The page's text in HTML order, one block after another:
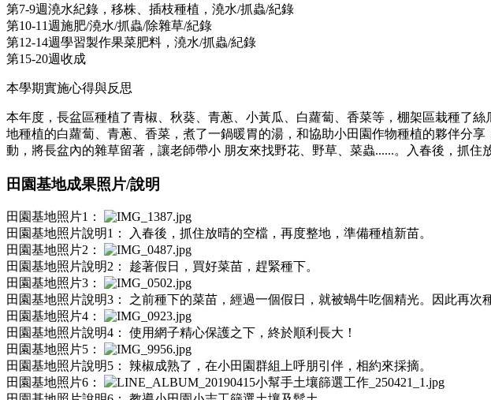
第7-9週澆水紀錄，移株、插枝種植，澆水/抓蟲/紀錄
第10-11週施肥/澆水/抓蟲/除雜草/紀錄
第12-14週學習製作果菜肥料，澆水/抓蟲/紀錄
第15-20週收成
本學期實施心得與反思
本年度，⻑盆區種植了青椒、秋葵、青蔥、小黃瓜、白蘿蔔、香菜等，棚架區栽種了
地種植的白蘿蔔、青蔥、香菜，煮了一鍋暖胃的湯，和協助小田園作物種植的夥伴分
動，將長盆內的雜草留著，讓老師帶小 朋友來找野花、野草、菜蟲......。入春後，抓
田園基地成果照片/說明
田園基地照片1：
田園基地照片說明1：
入春後，抓住放晴的空檔，再度整地，準備種植新苗。
田園基地照片2：
田園基地照片說明2：
趁著假日，買好菜苗，趕緊種下。
田園基地照片3：
田園基地照片說明3：
之前種下的菜苗，經過一個假日，就被蝸牛吃個精光。因此再次
田園基地照片4：
田園基地照片說明4：
使用網子精心保護之下，終於順利長大！
田園基地照片5：
田園基地照片說明5：
辣椒成熟了，在小田園群組上呼朋引伴，相約來採摘。
田園基地照片6：